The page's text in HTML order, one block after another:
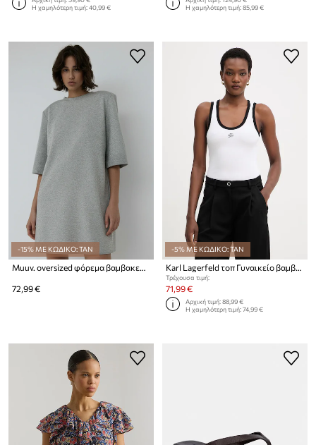
Η χαμηλότερη τιμή:40,99 €
Η χαμηλότερη τιμή:85,99 €
-15% ΜΕ ΚΩΔΙΚΟ: TAN
Muuv. oversized φόρεμα βαμβακερό AYA
72,99 €
-5% ΜΕ ΚΩΔΙΚΟ: TAN
Karl Lagerfeld τοπ Γυναικείο βαμβάκι με ελαστάν
Τρέχουσα τιμή:
71,99 €
Αρχική τιμή:88,99 €
Η χαμηλότερη τιμή:74,99 €